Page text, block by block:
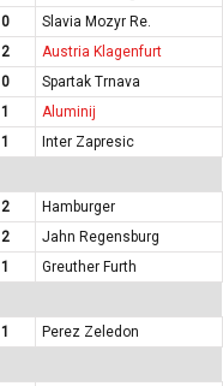
Slavia Mozyr Re.
Austria Klagenfurt
Spartak Trnava
Aluminij
Inter Zapresic
Hamburger
Jahn Regensburg
Greuther Furth
Perez Zeledon